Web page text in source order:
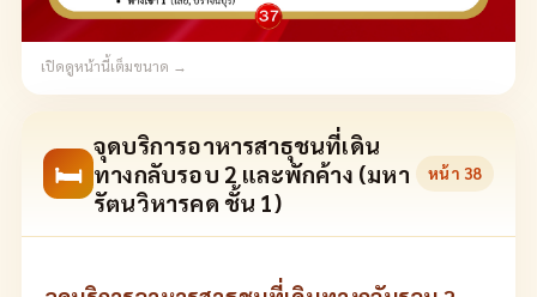
เปิดดูหน้านี้เต็มขนาด →
🛏
จุดบริการอาหารสาธุชนที่เดิน
ทางกลับรอบ 2 และพักค้าง (มหา
รัตนวิหารคด ชั้น 1)
หน้า 38